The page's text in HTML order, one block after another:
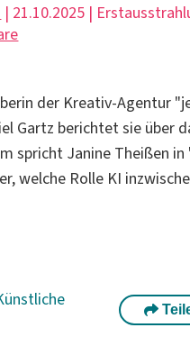
| 21.10.2025 |
der Kreativ-Agentur
Gartz berichtet sie über
spricht Janine Theißen in
welche Rolle KI